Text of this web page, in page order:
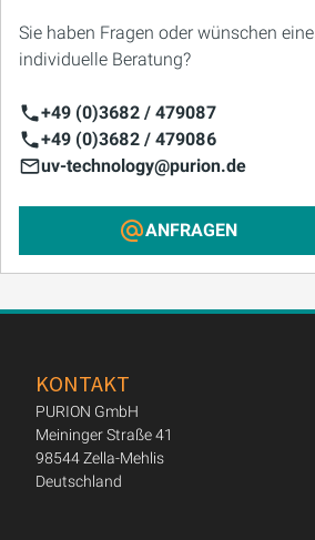
Sie haben Fragen oder wünschen eine
individuelle Beratung?
+49 (0)3682 / 479087
+49 (0)3682 / 479086
uv-technology@purion.de
ANFRAGEN
KONTAKT
PURION GmbH
Meininger Straße 41
98544 Zella-Mehlis
Deutschland